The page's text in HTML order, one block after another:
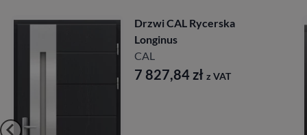
Drzwi CAL Rycerska
Longinus
CAL
7 827,84 zł z VAT